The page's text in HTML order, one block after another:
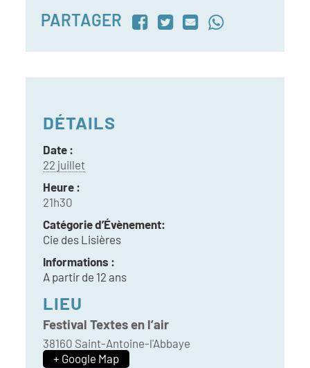
PARTAGER
DÉTAILS
Date :
22 juillet
Heure :
21h30
Catégorie d’Évènement:
Cie des Lisières
Informations :
A partir de 12 ans
LIEU
Festival Textes en l’air
38160 Saint-Antoine-l'Abbaye
+ Google Map